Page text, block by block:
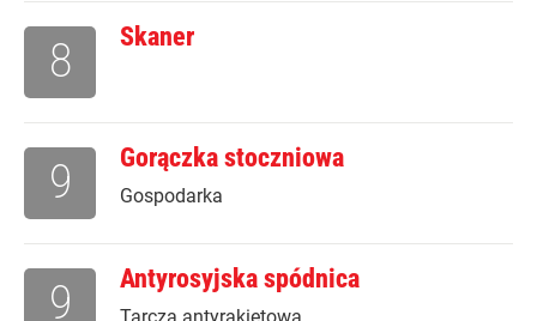
Skaner
8
Gorączka stoczniowa
Gospodarka
9
Antyrosyjska spódnica
9